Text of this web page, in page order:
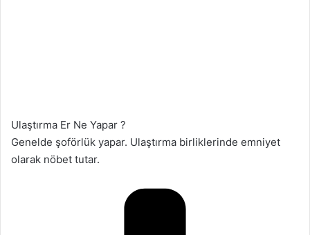
Ulaştırma Er Ne Yapar ?
Genelde şoförlük yapar. Ulaştırma birliklerinde emniyet
olarak nöbet tutar.